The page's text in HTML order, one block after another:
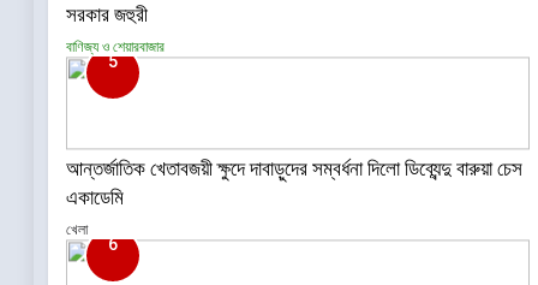
সরকার জহুরী
বাণিজ্য ও শেয়ারবাজার
5
আন্তর্জাতিক খেতাবজয়ী ক্ষুদে দাবাড়ুদের সম্বর্ধনা দিলো ডিব্যেন্দু বারুয়া চেস
একাডেমি
খেলা
6